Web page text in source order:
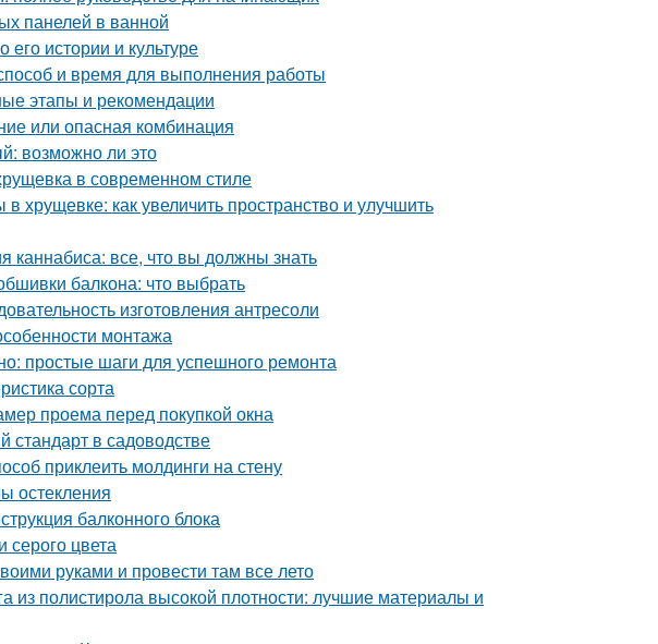
панелей в ванной
истории и культуре
и время для выполнения работы
этапы и рекомендации
или опасная комбинация
возможно ли это
в современном стиле
хрущевке: как увеличить пространство и улучшить
все, что вы должны знать
балкона: что выбрать
изготовления антресоли
монтажа
простые шаги для успешного ремонта
сорта
проема перед покупкой окна
стандарт в садоводстве
приклеить молдинги на стену
остекления
балконного блока
серого цвета
руками и провести там все лето
из полистирола высокой плотности: лучшие материалы и